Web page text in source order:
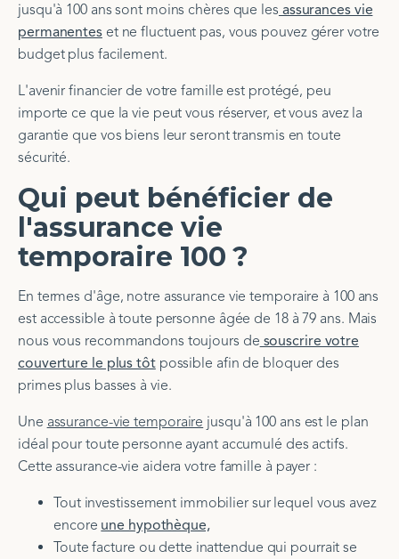
jusqu'à 100 ans sont moins chères que les assurances vie
permanenteset ne fluctuent pas, vous pouvez gérer votre
budget plus facilement.
L'avenir financier de votre famille est protégé, peu
importe ce que la vie peut vous réserver, et vous avez la
garantie que vos biens leur seront transmis en toute
sécurité.
Qui peut bénéficier de
l'assurance vie
temporaire 100 ?
En termes d'âge, notre assurance vie temporaire à 100 ans
est accessible à toute personne âgée de 18 à 79 ans. Mais
nous vous recommandons toujours de souscrire votre
couverture le plus tôtpossible afin de bloquer des
primes plus basses à vie.
Une assurance-vie temporaire jusqu'à 100 ans est le plan
idéal pour toute personne ayant accumulé des actifs.
Cette assurance-vie aidera votre famille à payer :
Tout investissement immobilier sur lequel vous avez
encore une hypothèque,
Toute facture ou dette inattendue qui pourrait se